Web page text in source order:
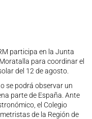
participa en la Junta
para coordinar el
del 12 de agosto.
se podrá observar un
parte de España. Ante
el Colegio
de la Región de